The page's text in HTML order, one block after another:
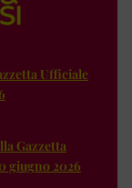
Ufficiale
Gazzetta
giugno 2026